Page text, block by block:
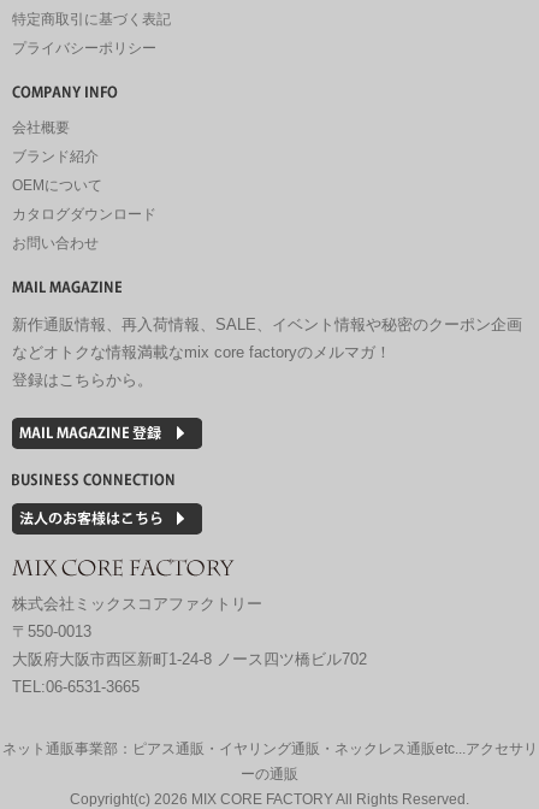
特定商取引に基づく表記
プライバシーポリシー
会社概要
ブランド紹介
OEMについて
カタログダウンロード
お問い合わせ
新作通販情報、再入荷情報、SALE、イベント情報や秘密のクーポン企画
などオトクな情報満載なmix core factoryのメルマガ！
登録はこちらから。
株式会社ミックスコアファクトリー
〒550-0013
大阪府大阪市西区新町1-24-8 ノース四ツ橋ビル702
TEL:06-6531-3665
ネット通販事業部：ピアス通販・イヤリング通販・ネックレス通販etc...アクセサリ
ーの通販
Copyright(c) 2026 MIX CORE FACTORY All Rights Reserved.